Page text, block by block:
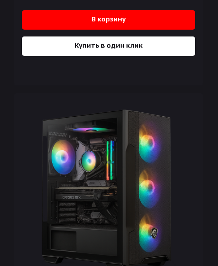
В корзину
Купить в один клик